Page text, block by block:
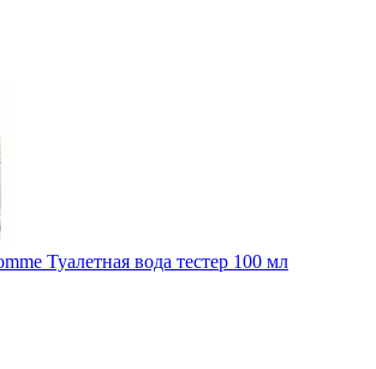
Туалетная вода тестер 100 мл